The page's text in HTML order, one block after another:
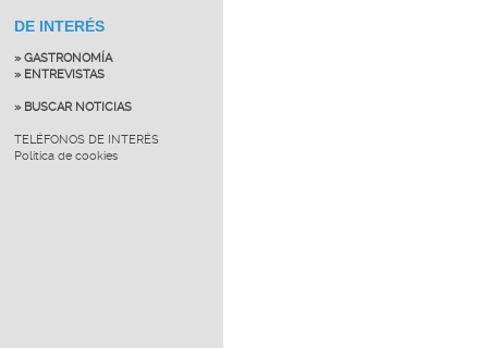
DE INTERÉS
» GASTRONOMÍA
» ENTREVISTAS
» BUSCAR NOTICIAS
TELÉFONOS DE INTERÉS
Política de cookies